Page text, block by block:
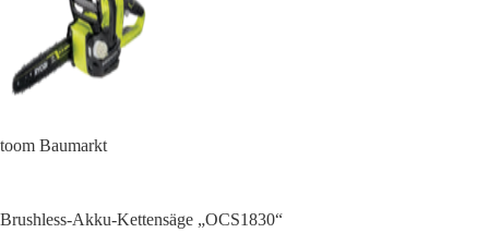
toom Baumarkt
Brushless-Akku-Kettensäge „OCS1830“